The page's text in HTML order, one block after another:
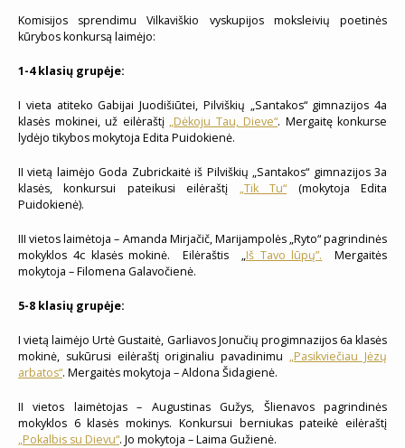
Komisijos sprendimu Vilkaviškio vyskupijos moksleivių poetinės
kūrybos konkursą laimėjo:
1-4 klasių grupėje:
I vieta atiteko Gabijai Juodišiūtei, Pilviškių „Santakos“ gimnazijos 4a
klasės mokinei, už eilėraštį „Dėkoju Tau, Dieve“. Mergaitę konkurse
lydėjo tikybos mokytoja Edita Puidokienė.
II vietą laimėjo Goda Zubrickaitė iš Pilviškių „Santakos“ gimnazijos 3a
klasės, konkursui pateikusi eilėraštį „Tik Tu“ (mokytoja Edita
Puidokienė).
III vietos laimėtoja – Amanda Mirjačič, Marijampolės „Ryto“ pagrindinės
mokyklos 4c klasės mokinė. Eilėraštis „Iš Tavo lūpų”. Mergaitės
mokytoja – Filomena Galavočienė.
5-8 klasių grupėje:
I vietą laimėjo Urtė Gustaitė, Garliavos Jonučių progimnazijos 6a klasės
mokinė, sukūrusi eilėraštį originaliu pavadinimu „Pasikviečiau Jėzų
arbatos“. Mergaitės mokytoja – Aldona Šidagienė.
II vietos laimėtojas – Augustinas Gužys, Šlienavos pagrindinės
mokyklos 6 klasės mokinys. Konkursui berniukas pateikė eilėraštį
„Pokalbis su Dievu“. Jo mokytoja – Laima Gužienė.